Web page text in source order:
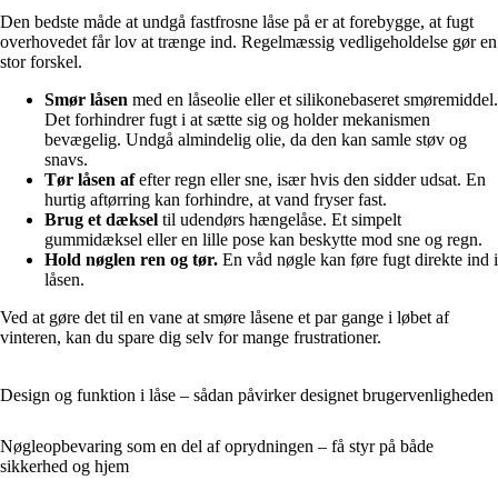
Den bedste måde at undgå fastfrosne låse på er at forebygge, at fugt
overhovedet får lov at trænge ind. Regelmæssig vedligeholdelse gør en
stor forskel.
Smør låsen med en låseolie eller et silikonebaseret smøremiddel.
Det forhindrer fugt i at sætte sig og holder mekanismen
bevægelig. Undgå almindelig olie, da den kan samle støv og
snavs.
Tør låsen afefter regn eller sne, især hvis den sidder udsat. En
hurtig aftørring kan forhindre, at vand fryser fast.
Brug et dæksel til udendørs hængelåse. Et simpelt
gummidæksel eller en lille pose kan beskytte mod sne og regn.
Hold nøglen ren og tør. En våd nøgle kan føre fugt direkte ind i
låsen.
Ved at gøre det til en vane at smøre låsene et par gange i løbet af
vinteren, kan du spare dig selv for mange frustrationer.
Design og funktion i låse – sådan påvirker designet brugervenligheden
Nøgleopbevaring som en del af oprydningen – få styr på både
sikkerhed og hjem